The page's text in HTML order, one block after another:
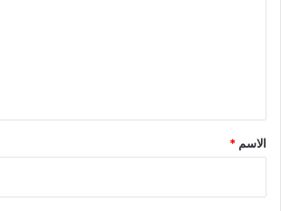
*
الاسم *